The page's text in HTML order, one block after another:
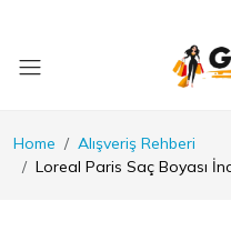
Home
Alışveriş Rehberi
Loreal Paris Saç Boyası